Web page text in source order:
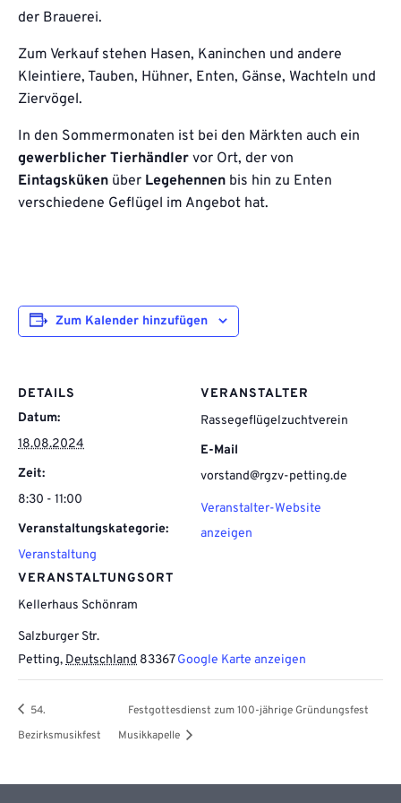
der Brauerei.
Zum Verkauf stehen Hasen, Kaninchen und andere
Kleintiere, Tauben, Hühner, Enten, Gänse, Wachteln und
Ziervögel.
In den Sommermonaten ist bei den Märkten auch ein
gewerblicher Tierhändler vor Ort, der von
Eintagsküken über Legehennen bis hin zu Enten
verschiedene Geflügel im Angebot hat.
Zum Kalender hinzufügen
DETAILS
Datum:
18.08.2024
Zeit:
8:30 - 11:00
Veranstaltungskategorie:
Veranstaltung
VERANSTALTUNGSORT
Kellerhaus Schönram
Salzburger Str.
Petting, Deutschland 83367 Google Karte anzeigen
VERANSTALTER
Rassegeflügelzuchtverein
E-Mail
vorstand@rgzv-petting.de
Veranstalter-Website
anzeigen
54.
Bezirksmusikfest
Festgottesdienst zum 100-jährige Gründungsfest
Musikkapelle